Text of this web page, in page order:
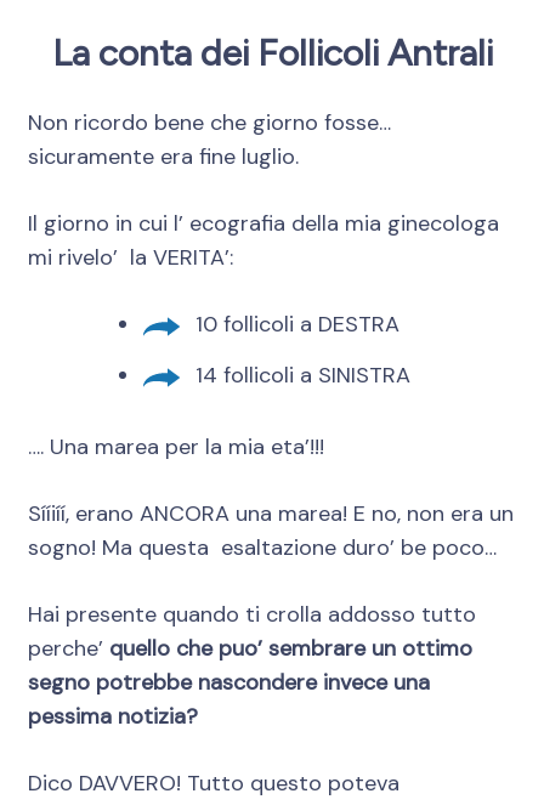
La conta dei Follicoli Antrali
Non ricordo bene che giorno fosse…
sicuramente era fine luglio.
Il giorno in cui l’ ecografia della mia ginecologa
mi rivelo’ la VERITA’:
10 follicoli a DESTRA
14 follicoli a SINISTRA
…. Una marea per la mia eta’!!!
Sííiíí, erano ANCORA una marea! E no, non era un
sogno! Ma questa esaltazione duro’ be poco…
Hai presente quando ti crolla addosso tutto
perche’ quello che puo’ sembrare un ottimo
segno potrebbe nascondere invece una
pessima notizia?
Dico DAVVERO! Tutto questo poteva